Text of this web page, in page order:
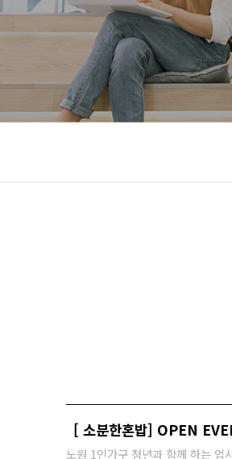
[ 소분한혼밥] OPEN
노원 1인가구 청년과 함께 하는 업